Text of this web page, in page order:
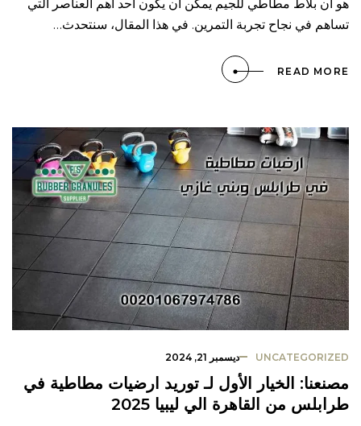
هو أن بلاط مطاطي للجيم يمكن أن يكون أحد أهم العناصر التي
تساهم في نجاح تجربة التمرين. في هذا المقال، سنتحدث…
READ MORE
UNCATEGORIZED ديسمبر 21, 2024
مصنعنا: الخيار الأول لـ توريد ارضيات مطاطية في
طرابلس من القاهرة الي ليبيا 2025